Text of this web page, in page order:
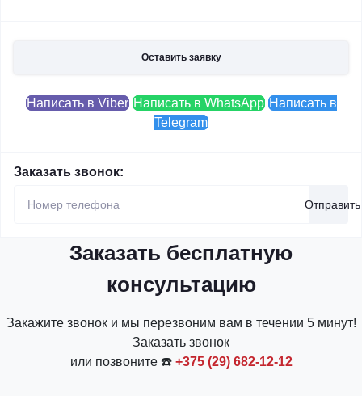
Оставить заявку
Написать в Viber Написать в WhatsApp Написать в
Telegram
Заказать звонок:
Отправить
Заказать бесплатную
консультацию
Закажите звонок и мы перезвоним вам в течении 5 минут!
Заказать звонок
или позвоните ☎️ +375 (29) 682-12-12